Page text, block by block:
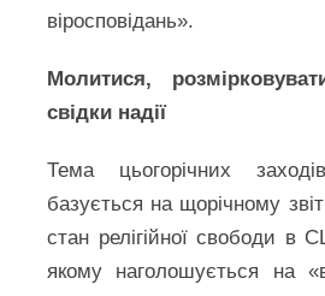
віросповідань».
Молитися,
свідки надії
Тема цьогорічних
базується на щорічному
стан релігійної свободи в
якому наголошується на